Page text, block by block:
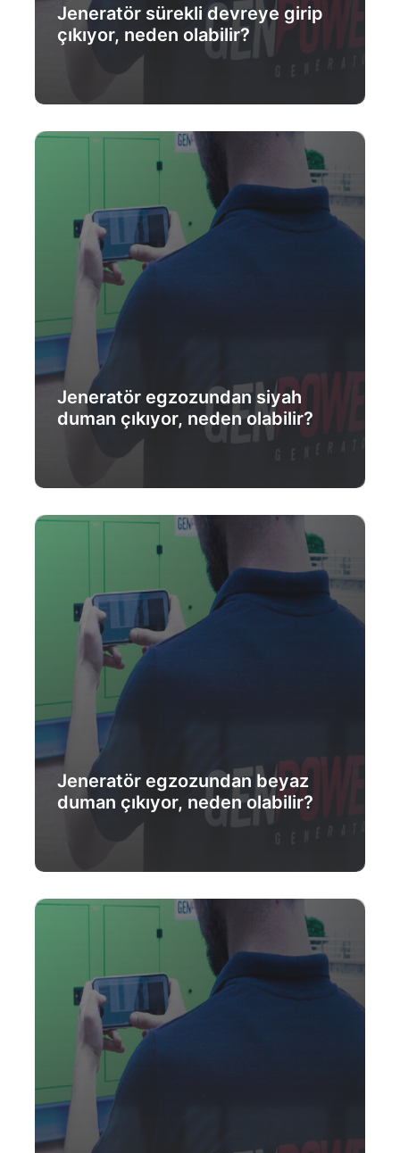
Jeneratör sürekli devreye girip
çıkıyor, neden olabilir?
Daha Fazlası
Jeneratör egzozundan siyah
duman çıkıyor, neden olabilir?
Daha Fazlası
Jeneratör egzozundan beyaz
duman çıkıyor, neden olabilir?
Daha Fazlası